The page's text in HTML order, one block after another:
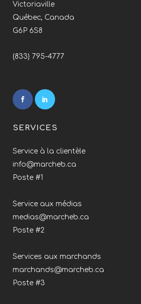
Victoriaville
Québec, Canada
G6P 6S8
(833) 795-4777
SERVICES
Service à la clientèle
info@marcheb.ca
Poste #1
Service aux médias
medias@marcheb.ca
Poste #2
Services aux marchands
marchands@marcheb.ca
Poste #3